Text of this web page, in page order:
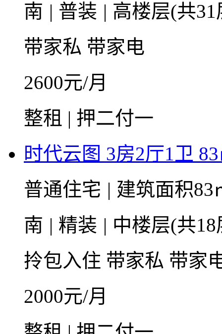
南 | 普装 | 高楼层(共
带家私 带家电
2600元/月
整租 | 押二付一
时代云图 3房2厅1卫
普通住宅 | 建筑面积
南 | 精装 | 中楼层(共
拎包入住 带家私 带家
2000元/月